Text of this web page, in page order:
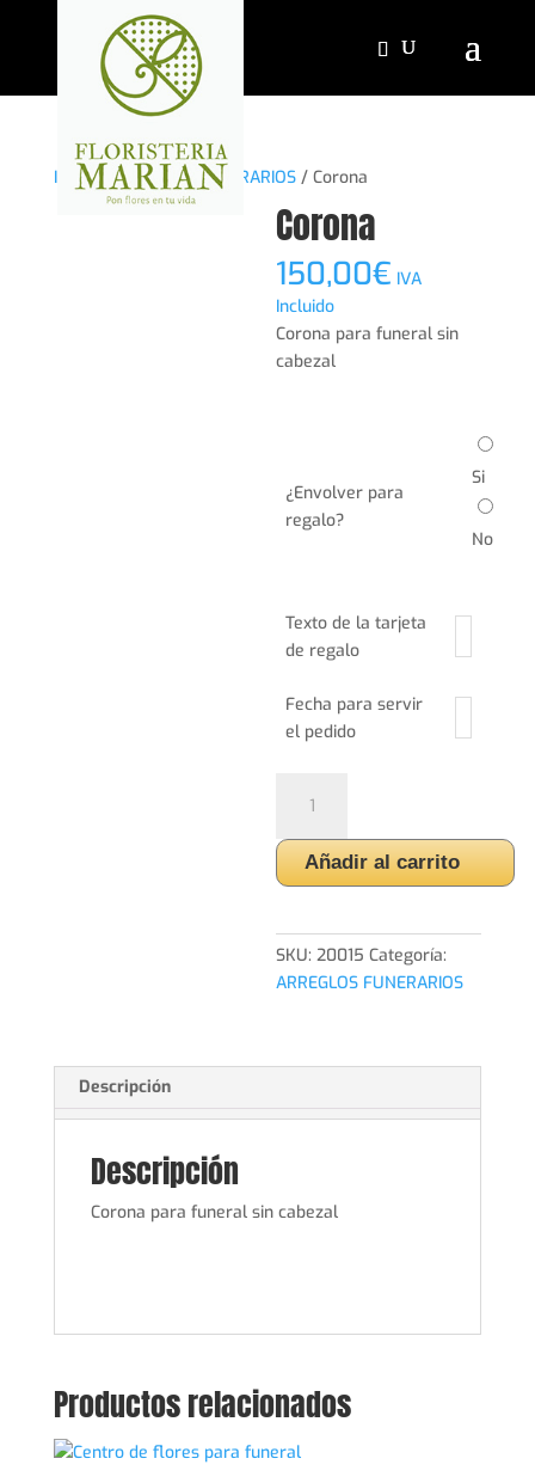
Inicio/ ARREGLOS FUNERARIOS/ Corona
Corona
150,00€ IVA
Incluido
Corona para funeral sin
cabezal
¿Envolver para
regalo?
Si
No
Texto de la tarjeta
de regalo
Fecha para servir
el pedido
cantidad
Añadir al carrito
SKU:20015 Categoría:
ARREGLOS FUNERARIOS
Descripción
Descripción
Corona para funeral sin cabezal
Productos relacionados